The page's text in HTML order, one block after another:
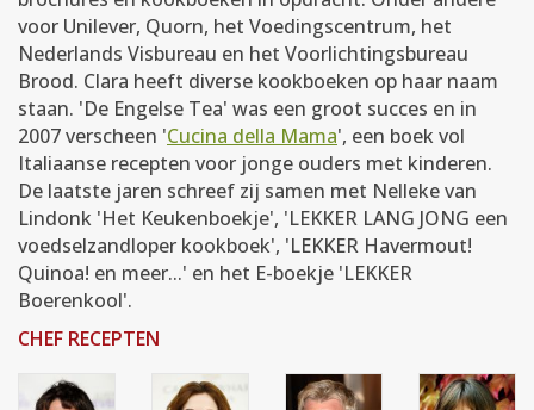
voor Unilever, Quorn, het Voedingscentrum, het
Nederlands Visbureau en het Voorlichtingsbureau
Brood. Clara heeft diverse kookboeken op haar naam
staan. 'De Engelse Tea' was een groot succes en in
2007 verscheen 'Cucina della Mama', een boek vol
Italiaanse recepten voor jonge ouders met kinderen.
De laatste jaren schreef zij samen met Nelleke van
Lindonk 'Het Keukenboekje', 'LEKKER LANG JONG een
voedselzandloper kookboek', 'LEKKER Havermout!
Quinoa! en meer...' en het E-boekje 'LEKKER
Boerenkool'.
CHEF RECEPTEN